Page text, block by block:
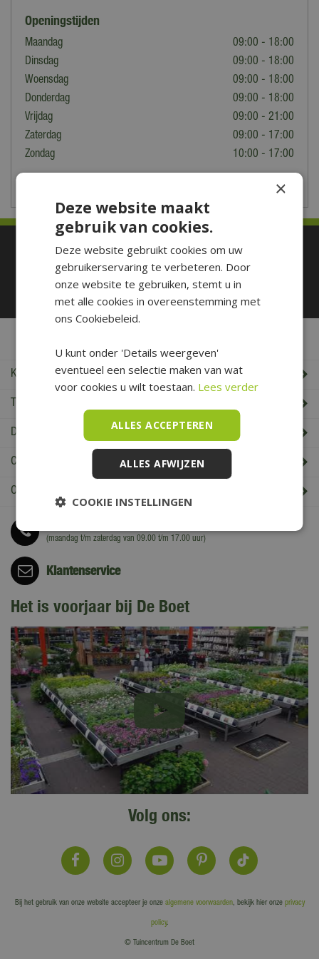
Openingstijden
Maandag
09:00 - 18:00
Dinsdag
09:00 - 18:00
Woensdag
09:00 - 18:00
Donderdag
09:00 - 18:00
Vrijdag
09:00 - 21:00
Zaterdag
09:00 - 17:00
Zondag
10:00 - 17:00
Betaal makkelijk en veilig
Klantenservice
Tuincentrum De Boet
De Boet klantenkaart
Cadeaukaart saldo check
Openingstijden & Contact
(maandag t/m zaterdag van 09.00 t/m 17.00 uur)
Klantenservice
Het is voorjaar bij De Boet
Volg ons:
Bij het gebruik van onze website accepteer je onze algemene voorwaarden, bekijk hier onze privacy
policy.
© Tuincentrum De Boet
×
Deze website maakt
gebruik van cookies.
Deze website gebruikt cookies om uw
gebruikerservaring te verbeteren. Door
onze website te gebruiken, stemt u in
met alle cookies in overeenstemming met
ons Cookiebeleid.
U kunt onder 'Details weergeven'
eventueel een selectie maken van wat
voor cookies u wilt toestaan. Lees verder
ALLES ACCEPTEREN
ALLES AFWIJZEN
COOKIE INSTELLINGEN